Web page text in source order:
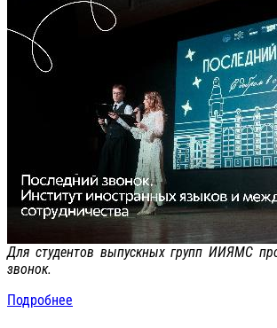
Для студентов выпускных групп ИИЯМС
звонок.
Подробнее